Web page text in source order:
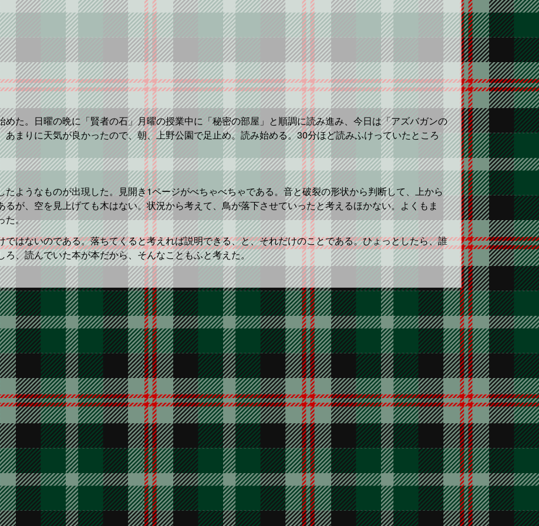
た。日曜の晩に「賢者の石」月曜の授業中に「秘密の部屋」と順調に読み進み、今日は「アズバガンの
まりに天気が良かったので、朝、上野公園で足止め。読み始める。30分ほど読みふけっていたところ
ようなものが出現した。見開き1ページがべちゃべちゃである。音と破裂の形状から判断して、上から
が、空を見上げても木はない。状況から考えて、鳥が落下させていったと考えるほかない。よくもま
た。
はないのである。落ちてくると考えれば説明できる、と、それだけのことである。ひょっとしたら、誰
、読んでいた本が本だから、そんなこともふと考えた。